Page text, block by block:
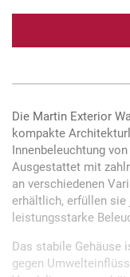
Die Martin Exterior
kompakte
Innenbeleuchtung
Ausgestattet mit
an verschiedenen
erhältlich, erfüllen sie
leistungsstarke
Das stabile Gehäuse
gegen